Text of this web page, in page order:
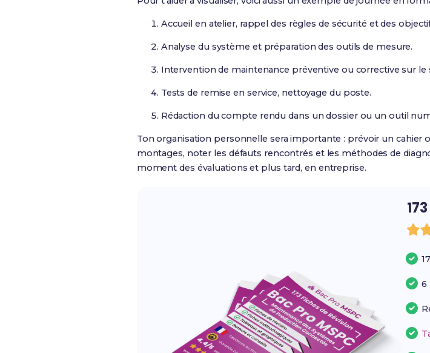
Accueil en atelier, rappel des règles de sécurité et des
Analyse du système et préparation des outils de mesure.
Intervention de maintenance préventive ou corrective sur le
Tests de remise en service, nettoyage du poste.
Rédaction du compte rendu dans un dossier ou un outil
Ton organisation personnelle sera importante : prévoir un cahier
montages, noter les défauts rencontrés et les méthodes de
moment des évaluations et plus tard, en entreprise.
6